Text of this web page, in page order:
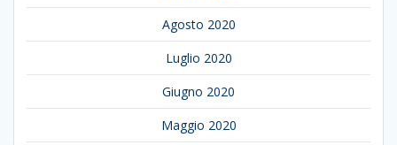
Agosto 2020
Luglio 2020
Giugno 2020
Maggio 2020